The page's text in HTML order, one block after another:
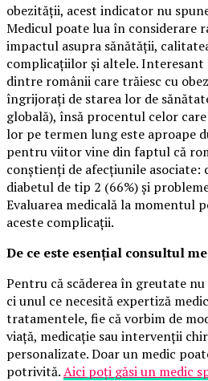
obezității, acest indicator nu
Medicul poate lua în considerare
impactul asupra sănătății,
complicațiilor și altele. Interesant
dintre românii care trăiesc cu
îngrijorați de starea lor de
globală), însă procentul celor
lor pe termen lung este aproape
pentru viitor vine din faptul că
conștienți de afecțiunile asociate:
diabetul de tip 2 (66%) și
Evaluarea medicală la momentul
aceste complicații.
De ce este esențial consultul
Pentru că scăderea în greutate
ci unul ce necesită expertiză
tratamentele, fie că vorbim de
viață, medicație sau intervenții
personalizate. Doar un medic
potrivită.Aici poți găsi un medic